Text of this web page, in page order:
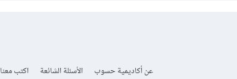
عن أكاديمية حسوب الأسئلة الشائعة اكتب معنا